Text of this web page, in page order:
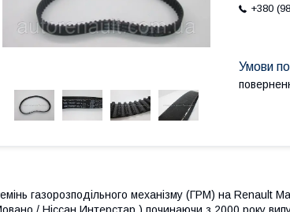
+380
газорозподільного механізму (ГРМ) на